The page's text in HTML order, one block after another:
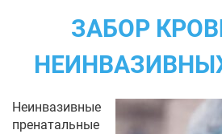
ЗАБОР
Неинвазивные
пренатальные